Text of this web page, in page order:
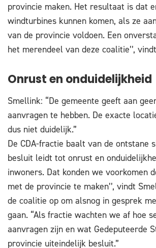
provincie maken. Het resultaat is dat
windturbines kunnen komen, als ze
van de provincie voldoen. Een
het merendeel van deze coalitie’’,
Onrust en onduidelijkheid
Smellink: “De gemeente geeft aan
aanvragen te hebben. De exacte
dus niet duidelijk.”
De CDA-fractie baalt van de ontstane
besluit leidt tot onrust en
inwoners. Dat konden we voorkomen
met de provincie te maken’’, vindt
de coalitie op om alsnog in gesprek
gaan. “Als fractie wachten we af hoe
aanvragen zijn en wat Gedeputeerde
provincie uiteindelijk besluit.”